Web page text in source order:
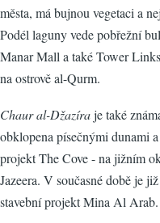
města, má bujnou vegetaci a
Podél laguny vede pobřežní
Manar Mall a také Tower
na ostrově al-Qurm.
Chaur al-Džazíraje také
obklopena písečnými dunami
projekt The Cove - na jižním
Jazeera. V současné době je
stavební projekt Mina Al Arab.